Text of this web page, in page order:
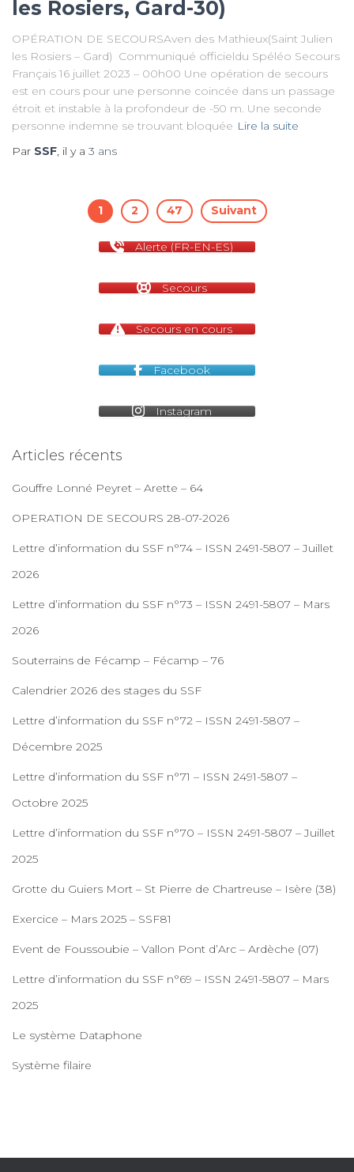
les Rosiers, Gard-30)
OPÉRATION DE SECOURSAven des Mathieux(Saint Julien
les Rosiers – Gard) Communiqué officieldu Spéléo Secours
Français 16 juillet 2023 – 00h00 Une opération de secours
est en cours pour une personne coincée dans un passage
étroit et instable à la profondeur de -50 m. Une seconde
personne indemne se trouvant bloquée Lire la suite
Par SSF, il y a 3 ans
Pagination
publications
1 2 47 Suivant
Alerte (FR-EN-ES)
Secours
Secours en cours
Facebook
Instagram
Articles récents
Gouffre Lonné Peyret – Arette – 64
OPERATION DE SECOURS 28-07-2026
Lettre d’information du SSF n°74 – ISSN 2491-5807 – Juillet
2026
Lettre d’information du SSF n°73 – ISSN 2491-5807 – Mars
2026
Souterrains de Fécamp – Fécamp – 76
Calendrier 2026 des stages du SSF
Lettre d’information du SSF n°72 – ISSN 2491-5807 –
Décembre 2025
Lettre d’information du SSF n°71 – ISSN 2491-5807 –
Octobre 2025
Lettre d’information du SSF n°70 – ISSN 2491-5807 – Juillet
2025
Grotte du Guiers Mort – St Pierre de Chartreuse – Isère (38)
Exercice – Mars 2025 – SSF81
Event de Foussoubie – Vallon Pont d’Arc – Ardèche (07)
Lettre d’information du SSF n°69 – ISSN 2491-5807 – Mars
2025
Le système Dataphone
Système filaire